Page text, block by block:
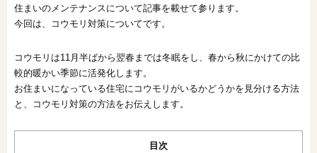
フォトギャラリー
スマートセレクト
土地情報
住まいのメンテナンスについて記事を載せて参ります。
今回は、コウモリ対策についてです。
コウモリは11月半ばから翌春までは冬眠をし、春から秋にかけての比
較的暖かい季節に活発化します。
お住まいになっている住宅にコウモリがいるかどうかを見分ける方法
と、コウモリ対策の方法をお伝えします。
目次